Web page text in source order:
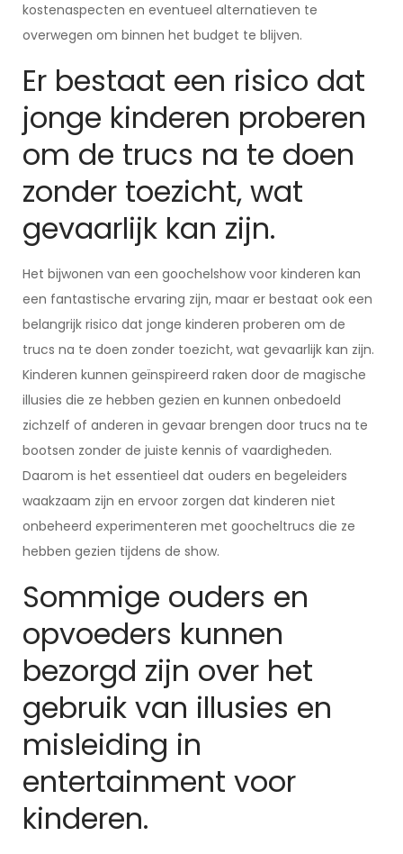
kostenaspecten en eventueel alternatieven te
overwegen om binnen het budget te blijven.
Er bestaat een risico dat
jonge kinderen proberen
om de trucs na te doen
zonder toezicht, wat
gevaarlijk kan zijn.
Het bijwonen van een goochelshow voor kinderen kan
een fantastische ervaring zijn, maar er bestaat ook een
belangrijk risico dat jonge kinderen proberen om de
trucs na te doen zonder toezicht, wat gevaarlijk kan zijn.
Kinderen kunnen geïnspireerd raken door de magische
illusies die ze hebben gezien en kunnen onbedoeld
zichzelf of anderen in gevaar brengen door trucs na te
bootsen zonder de juiste kennis of vaardigheden.
Daarom is het essentieel dat ouders en begeleiders
waakzaam zijn en ervoor zorgen dat kinderen niet
onbeheerd experimenteren met goocheltrucs die ze
hebben gezien tijdens de show.
Sommige ouders en
opvoeders kunnen
bezorgd zijn over het
gebruik van illusies en
misleiding in
entertainment voor
kinderen.